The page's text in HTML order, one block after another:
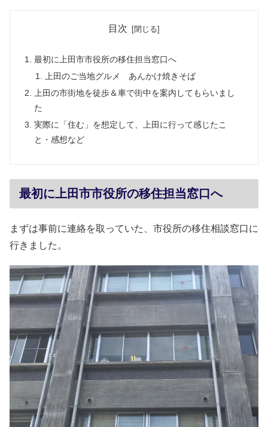
目次
最初に上田市市役所の移住担当窓口へ
上田のご当地グルメ あんかけ焼きそば
上田の市街地を徒歩＆車で街中を案内してもらいまし
た
実際に「住む」を想定して、上田に行って感じたこ
と・感想など
最初に上田市市役所の移住担当窓口へ
まずは事前に連絡を取っていた、市役所の移住相談窓口に
行きました。